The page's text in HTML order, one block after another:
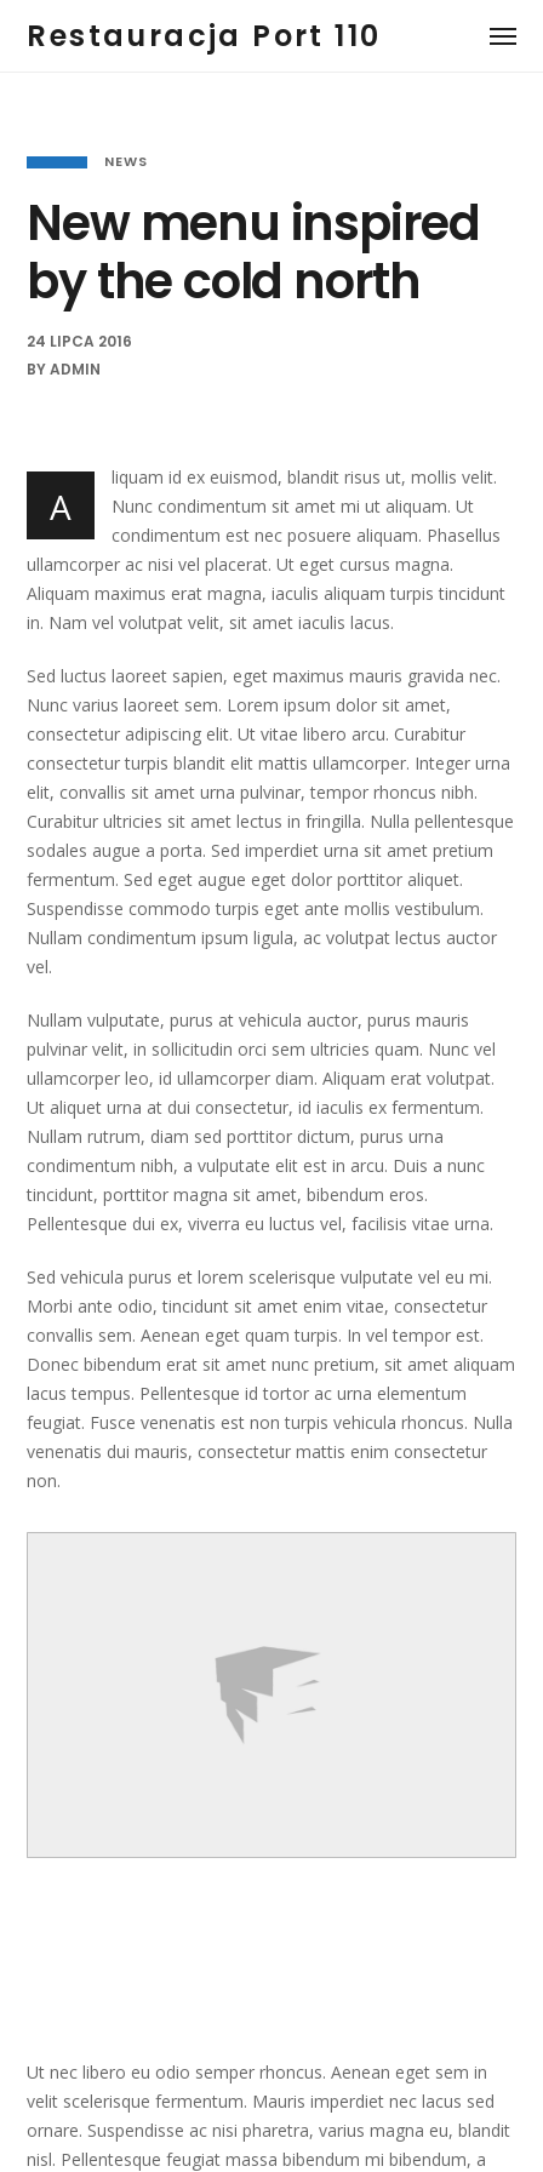
Restauracja Port 110
NEWS
New menu inspired
by the cold north
24 LIPCA 2016
BYADMIN
A
liquam id ex euismod, blandit risus ut, mollis velit.
Nunc condimentum sit amet mi ut aliquam. Ut
condimentum est nec posuere aliquam. Phasellus
ullamcorper ac nisi vel placerat. Ut eget cursus magna.
Aliquam maximus erat magna, iaculis aliquam turpis tincidunt
in. Nam vel volutpat velit, sit amet iaculis lacus.
Sed luctus laoreet sapien, eget maximus mauris gravida nec.
Nunc varius laoreet sem. Lorem ipsum dolor sit amet,
consectetur adipiscing elit. Ut vitae libero arcu. Curabitur
consectetur turpis blandit elit mattis ullamcorper. Integer urna
elit, convallis sit amet urna pulvinar, tempor rhoncus nibh.
Curabitur ultricies sit amet lectus in fringilla. Nulla pellentesque
sodales augue a porta. Sed imperdiet urna sit amet pretium
fermentum. Sed eget augue eget dolor porttitor aliquet.
Suspendisse commodo turpis eget ante mollis vestibulum.
Nullam condimentum ipsum ligula, ac volutpat lectus auctor
vel.
Nullam vulputate, purus at vehicula auctor, purus mauris
pulvinar velit, in sollicitudin orci sem ultricies quam. Nunc vel
ullamcorper leo, id ullamcorper diam. Aliquam erat volutpat.
Ut aliquet urna at dui consectetur, id iaculis ex fermentum.
Nullam rutrum, diam sed porttitor dictum, purus urna
condimentum nibh, a vulputate elit est in arcu. Duis a nunc
tincidunt, porttitor magna sit amet, bibendum eros.
Pellentesque dui ex, viverra eu luctus vel, facilisis vitae urna.
Sed vehicula purus et lorem scelerisque vulputate vel eu mi.
Morbi ante odio, tincidunt sit amet enim vitae, consectetur
convallis sem. Aenean eget quam turpis. In vel tempor est.
Donec bibendum erat sit amet nunc pretium, sit amet aliquam
lacus tempus. Pellentesque id tortor ac urna elementum
feugiat. Fusce venenatis est non turpis vehicula rhoncus. Nulla
venenatis dui mauris, consectetur mattis enim consectetur
non.
Ut nec libero eu odio semper rhoncus. Aenean eget sem in
velit scelerisque fermentum. Mauris imperdiet nec lacus sed
ornare. Suspendisse ac nisi pharetra, varius magna eu, blandit
nisl. Pellentesque feugiat massa bibendum mi bibendum, a